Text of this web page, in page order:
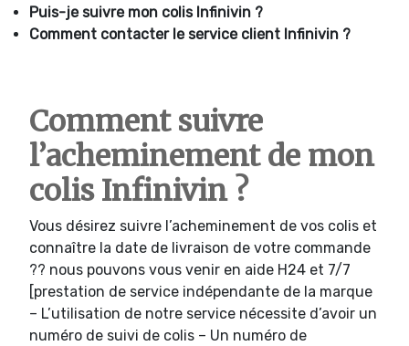
Puis-je suivre mon colis Infinivin ?
Comment contacter le service client Infinivin ?
Comment suivre
l’acheminement de mon
colis Infinivin ?
Vous désirez suivre l’acheminement de vos colis et
connaître la date de livraison de votre commande
?? nous pouvons vous venir en aide H24 et 7/7
[prestation de service indépendante de la marque
– L’utilisation de notre service nécessite d’avoir un
numéro de suivi de colis – Un numéro de